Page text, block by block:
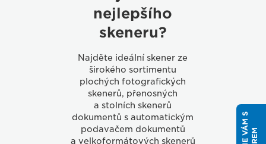
nejlepšího
skeneru?
Najděte ideální skener ze
širokého sortimentu
plochých fotografických
skenerů, přenosných
a stolních skenerů
dokumentů s automatickým
podavačem dokumentů
a velkoformátových skenerů